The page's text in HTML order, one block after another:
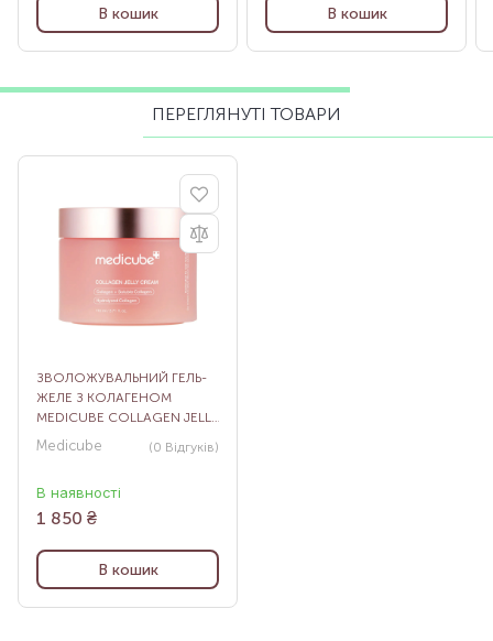
В кошик В кошик
ПЕРЕГЛЯНУТІ ТОВАРИ
ЗВОЛОЖУВАЛЬНИЙ ГЕЛЬ-
ЖЕЛЕ З КОЛАГЕНОМ
MEDICUBE COLLAGEN JELLY
CREAM, 110 МЛ
Medicube (0 Відгуків)
В наявності
1 850 ₴
В кошик